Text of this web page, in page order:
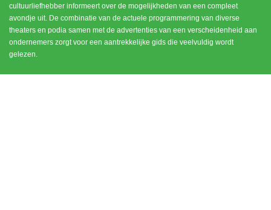
cultuurliefhebber informeert over de mogelijkheden van een compleet
avondje uit. De combinatie van de actuele programmering van diverse
theaters en podia samen met de advertenties van een verscheidenheid aan
ondernemers zorgt voor een aantrekkelijke gids die veelvuldig wordt
gelezen.